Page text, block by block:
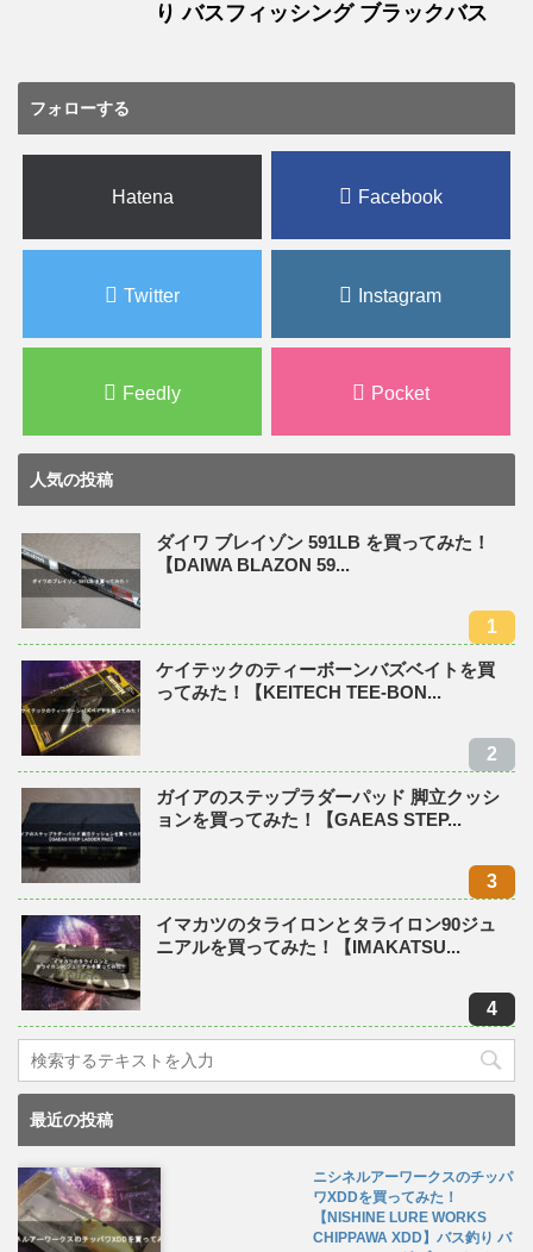
り バスフィッシング ブラックバス
フォローする
Hatena Facebook
Twitter Instagram
Feedly Pocket
人気の投稿
ダイワ ブレイゾン 591LB を買ってみた！
【DAIWA BLAZON 59...
ケイテックのティーボーンバズベイトを買
ってみた！【KEITECH TEE-BON...
ガイアのステップラダーパッド 脚立クッシ
ョンを買ってみた！【GAEAS STEP...
イマカツのタライロンとタライロン90ジュ
ニアルを買ってみた！【IMAKATSU...
最近の投稿
ニシネルアーワークスのチッパ
ワXDDを買ってみた！
【NISHINE LURE WORKS
CHIPPAWA XDD】バス釣り バ